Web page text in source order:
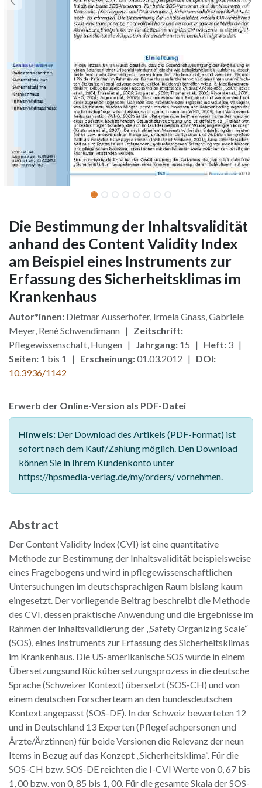
Die Bestimmung der Inhaltsvalidität
anhand des Content Validity Index
am Beispiel eines Instruments zur
Erfassung des Sicherheitsklimas im
Krankenhaus
Autor*innen: Dietmar Ausserhofer, Irmela Gnass, Gabriele
Meyer, René Schwendimann | Zeitschrift:
Pflegewissenschaft, Hungen | Jahrgang: 15 | Heft: 3 |
Seiten: 1 bis 1 | Erscheinung:01.03.2012 | DOI:
10.3936/1142
Erwerb der Online-Version als PDF-Datei
Hinweis: Der Download des Artikels (PDF-Format) ist
sofort nach dem Kauf/Zahlung möglich. Den Download
können Sie in Ihrem Kundenkonto unter
https://hpsmedia-verlag.de/my/orders/ vornehmen.
Abstract
Der Content Validity Index (CVI) ist eine quantitative
Methode zur Bestimmung der Inhaltsvalidität beispielsweise
eines Fragebogens und wird in pflegewissenschaftlichen
Untersuchungen im deutschsprachigen Raum bislang kaum
eingesetzt. Der vorliegende Beitrag beschreibt die Methode
des CVI, dessen praktische Anwendung und die Ergebnisse im
Rahmen der Inhaltsvalidierung der „Safety Organizing Scale“
(SOS), eines Instruments zur Erfassung des Sicherheitsklimas
im Krankenhaus. Die US-amerikanische SOS wurde in einem
Übersetzungsund Rückübersetzungsprozess in die deutsche
Sprache (Schweizer Kontext) übersetzt (SOS-CH) und von
einem deutschen Forscherteam an den bundesdeutschen
Kontext angepasst (SOS-DE). In der Schweiz bewerteten 12
und in Deutschland 13 Experten (Pflegefachpersonen und
Ärzte/Ärztinnen) für beide Versionen die Relevanz der neun
Items in Bezug auf das Konzept „Sicherheitsklima“. Für die
SOS-CH bzw. SOS-DE reichten die I-CVI Werte von 0, 67 bis
1, 00 bzw. von 0, 85 bis 1, 00. Für die gesamte Skala der SOS-